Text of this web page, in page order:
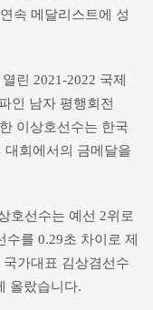
속 메달리스트에 성
린 2021-2022 국제
인 남자 평행회전
이상호선수는 한국
대회에서의 금메달을
호선수는 예선 2위로
를 0.29초 차이로 제
가대표 김상겸선수
올랐습니다.